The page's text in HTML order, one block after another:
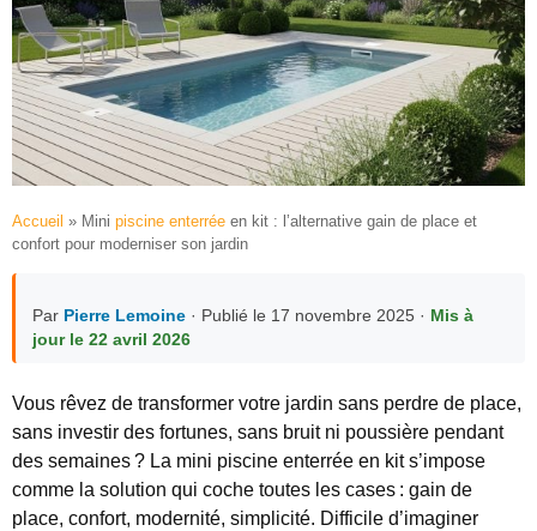
Accueil » Mini piscine enterrée en kit : l’alternative gain de place et
confort pour moderniser son jardin
Par Pierre Lemoine · Publié le 17 novembre 2025 · Mis à
jour le 22 avril 2026
Vous rêvez de transformer votre jardin sans perdre de place,
sans investir des fortunes, sans bruit ni poussière pendant
des semaines ? La mini piscine enterrée en kit s’impose
comme la solution qui coche toutes les cases : gain de
place, confort, modernité, simplicité. Difficile d’imaginer